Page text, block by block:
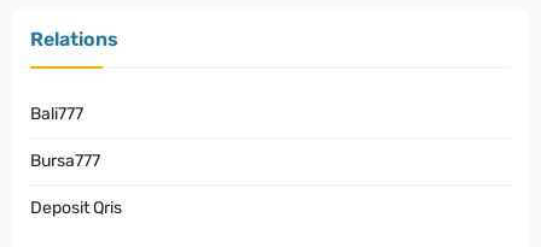
Relations
Bali777
Bursa777
Deposit Qris